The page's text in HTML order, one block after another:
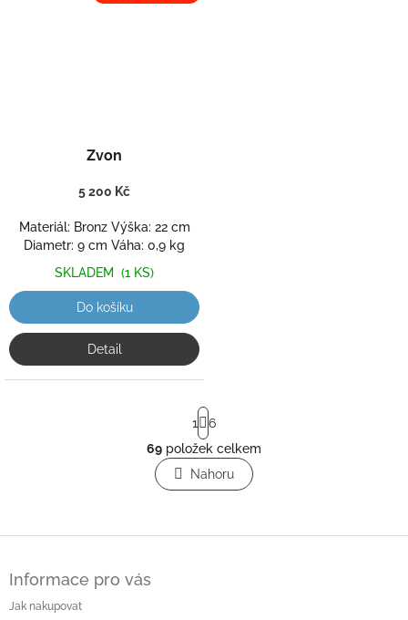
Zvon
5 200 Kč
Materiál: Bronz Výška: 22 cm
Diametr: 9 cm Váha: 0,9 kg
SKLADEM (1 KS)
Do košíku
Detail
O
v
l
a
S
t
r
á
n
k
á
1
6
69 položek celkem
Nahoru
Informace pro vás
Jak nakupovat